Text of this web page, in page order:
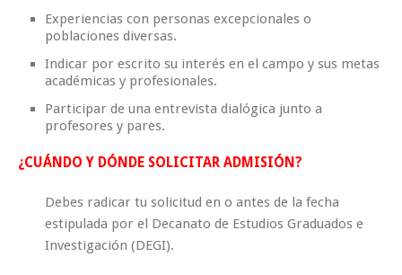
Experiencias con personas excepcionales o
poblaciones diversas.
Indicar por escrito su interés en el campo y sus metas
académicas y profesionales.
Participar de una entrevista dialógica junto a
profesores y pares.
¿CUÁNDO Y DÓNDE SOLICITAR ADMISIÓN?
Debes radicar tu solicitud en o antes de la fecha
estipulada por el Decanato de Estudios Graduados e
Investigación (DEGI).